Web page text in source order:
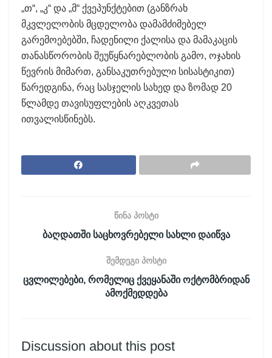
„თ“, „კ“ და „მ“ ქვეპუნქტებით (განზრახ
მკვლელობის მცდელობა დამამძიმებელ
გარემოებებში, ჩადენილი ქალისა და მამაკაცის
თანასწორობის შეუწყნარებლობის გამო, ოჯახის
წევრის მიმართ, განსაკუთრებული სისასტიკით)
წარედგინა, რაც სასჯელის სახედ და ზომად 20
წლამდე თავისუფლების აღკვეთას
ითვალისწინებს.
წინა პოსტი
ბაღდათში საცხოვრებელი სახლი დაიწვა
შემდეგი პოსტი
ცვლილებები, რომელიც ქვეყანაში ოქტომბრიდან
ამოქმედდება
Discussion about this post